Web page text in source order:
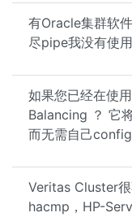
有Oracle集群软
尽pipe我没有使用
如果您已经在使
Balancing ？ 它
而无需自己
Veritas Cluster
hacmp，HP-